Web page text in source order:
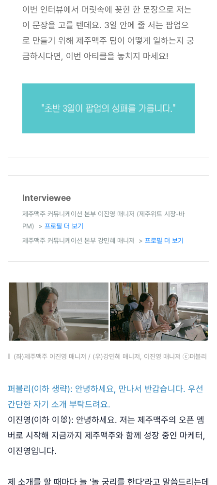
이번 인터뷰에서 머릿속에 꽂힌 한 문장으로 저는
이 문장을 고를 텐데요. 3일 안에 줄 서는 팝업으
로 만들기 위해 제주맥주 팀이 어떻게 일하는지 궁
금하시다면, 이번 아티클을 놓치지 마세요!
Interviewee
제주맥주 커뮤니케이션 본부 이진영 매니저 (제주위트 시장-바
PM) > 프로필 더 보기
제주맥주 커뮤니케이션 본부 강민혜 매니저 > 프로필 더 보기
(좌)제주맥주 이진영 매니저 / (우)강민혜 매니저, 이진영 매니저 ⓒ퍼블리
퍼블리(이하 생략): 안녕하세요, 만나서 반갑습니다. 우선
간단한 자기 소개 부탁드려요.
이진영(이하 이🐰): 안녕하세요. 저는 제주맥주의 오픈 멤
버로 시작해 지금까지 제주맥주와 함께 성장 중인 마케터,
이진영입니다.
제 소개를 할 때마다 늘 '놀 궁리를 한다'라고 말씀드리는데